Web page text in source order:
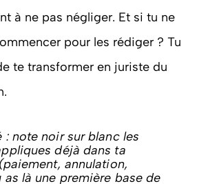
à ne pas négliger. Et si tu ne
pour les rédiger ? Tu
te transformer en juriste du
: note noir sur blanc les
déjà dans ta
annulation,
as là une première base de